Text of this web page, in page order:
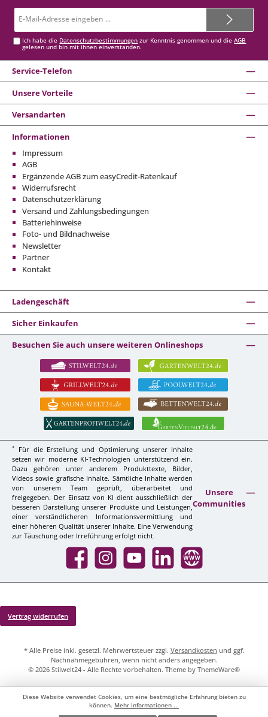
Mail-
Ich habe die Datenschutzbestimmungen zur Kenntnis genommen und dieAGB
gelesen und bin mit ihnen einverstanden.
Service-Telefon
Unsere Vorteile
Versandarten
Informationen
Impressum
AGB
Ergänzende AGB zum easyCredit-Ratenkauf
Widerrufsrecht
Datenschutzerklärung
Versand und Zahlungsbedingungen
Batteriehinweise
Foto- und Bildnachweise
Newsletter
Partner
Kontakt
Ladengeschäft
Sicher Einkaufen
Besuchen Sie auch unsere weiteren Onlineshops
*
Für die Erstellung und Optimierung unserer Inhalte
setzen wir moderne KI-Technologien unterstützend ein.
Dazu gehören unter anderem Produkttexte, Bilder,
Videos sowie grafische Inhalte. Sämtliche Inhalte werden
von unserem Team geprüft, überarbeitet und
freigegeben. Der Einsatz von KI dient ausschließlich der
besseren Darstellung unserer Produkte und Leistungen,
einer verständlicheren Informationsvermittlung und
einer höheren Qualität unserer Inhalte. Eine Verwendung
zur Täuschung oder Irreführung erfolgt nicht.
Unsere
Communities
Facebook InstagramYouTube LinkedIn Website
Vertrag widerrufen
* Alle Preise inkl. gesetzl. Mehrwertsteuer zzgl. Versandkosten und ggf.
Nachnahmegebühren, wenn nicht anders angegeben.
© 2026 Stilwelt24 - Alle Rechte vorbehalten. Theme by ThemeWare®
Diese Website verwendet Cookies, um eine bestmögliche Erfahrung bieten zu
können. Mehr Informationen ...